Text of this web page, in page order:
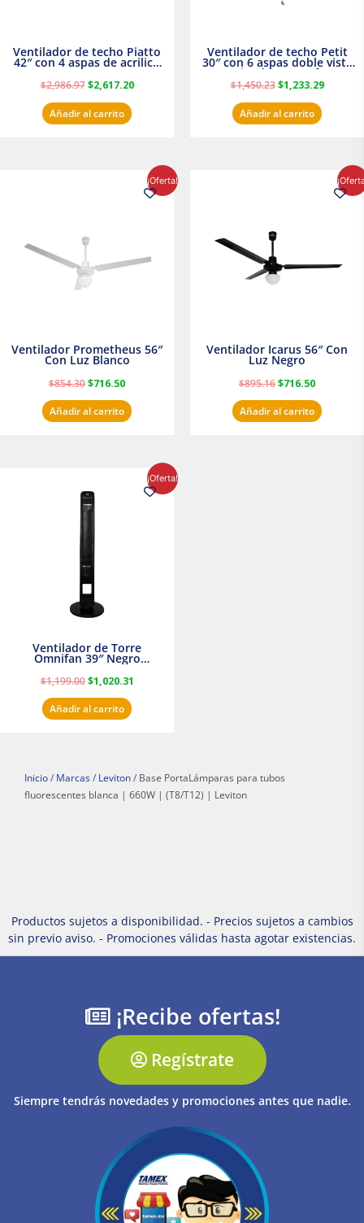
Ventilador de techo Piatto
42″ con 4 aspas de acrilico
transparente
$2,986.97 $2,617.20
Añadir al carrito
Ventilador de techo Petit
30″ con 6 aspas doble vista
Satinado Masterfan
$1,450.23 $1,233.29
Añadir al carrito
¡Oferta!
Ventilador Prometheus 56″
Con Luz Blanco
$854.30$716.50
precio
actual
Añadir al carrito
Ventilador Icarus 56″ Con
Luz Negro
$895.16$716.50
precio
actual
Añadir al carrito
¡Oferta!
Ventilador de Torre
Omnifan 39″ Negro
$1,199.00
original
era:
$1,020.31
precio
actual
Añadir al carrito
Inicio / Marcas / Leviton / Base PortaLámparas para tubos
fluorescentes blanca | 660W | (T8/T12) | Leviton
Productos sujetos a disponibilidad. - Precios sujetos a cambios
sin previo aviso. - Promociones válidas hasta agotar existencias.
¡Recibe ofertas!
Regístrate
Siempre tendrás novedades y promociones antes que nadie.